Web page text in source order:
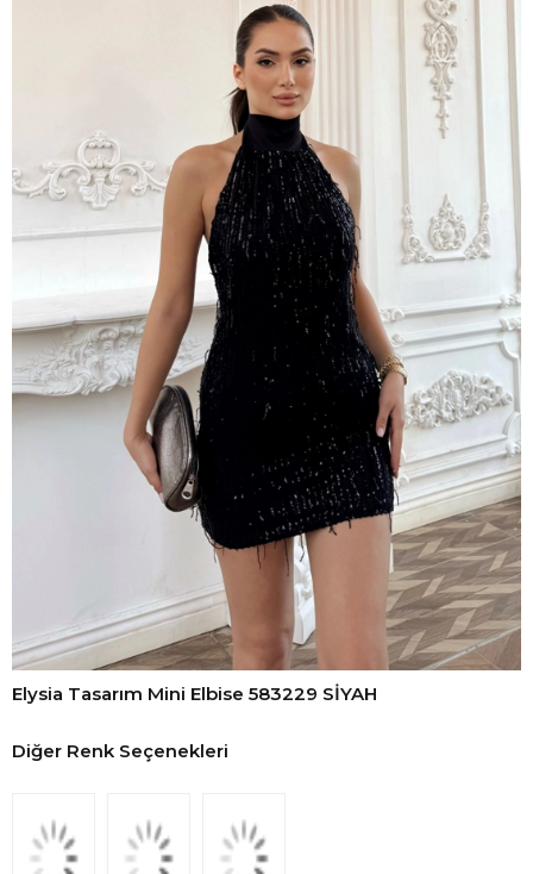
Elysia Tasarım Mini Elbise 583229 SİYAH
Diğer Renk Seçenekleri